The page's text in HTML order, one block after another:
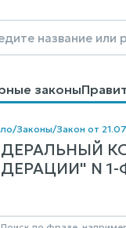
законы
Образцы
/Законы/Закон от
N 1-